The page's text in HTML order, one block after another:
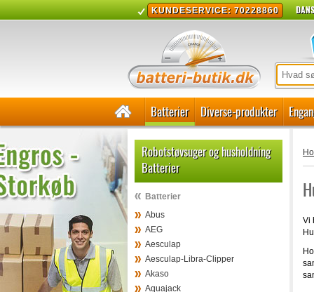
KUNDESERVICE: 70228860
Batterier Diverse-produkter
Robotstøvsuger og husholdning
Batterier
Batterier
Abus
AEG
Aesculap
Aesculap-Libra-Clipper
Akaso
Aquajack
Vi